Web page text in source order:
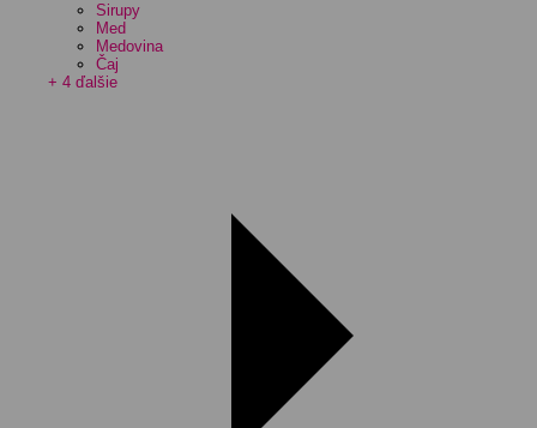
Sirupy
Med
Medovina
Čaj
+ 4 ďalšie